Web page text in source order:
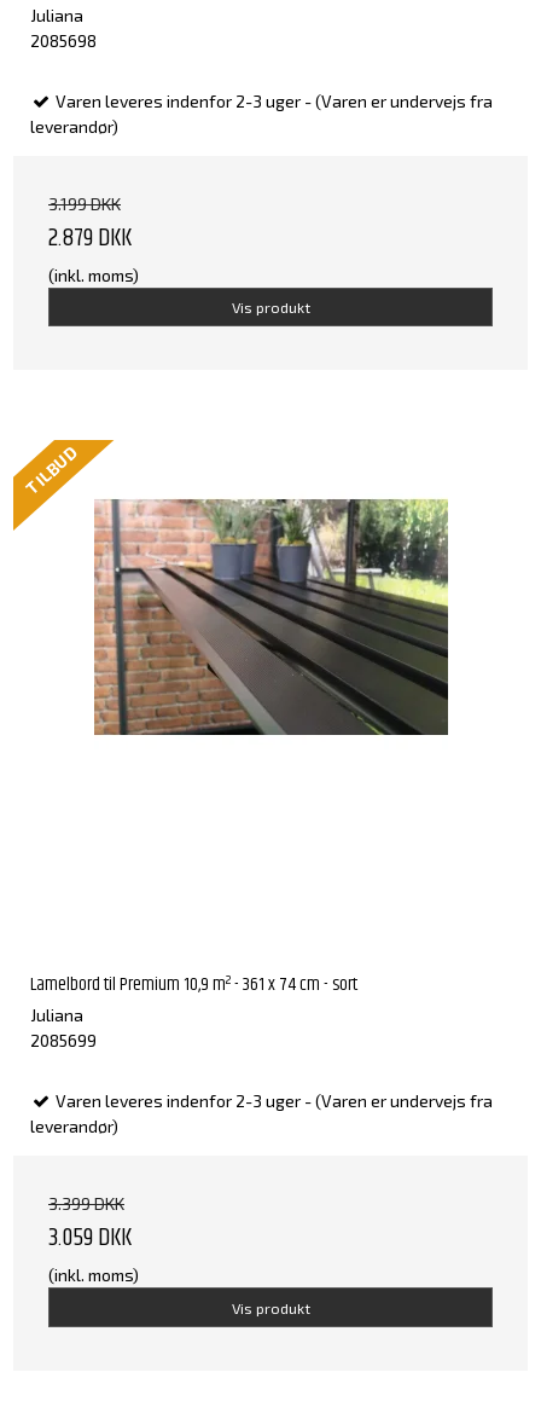
Juliana
2085698
Varen leveres indenfor 2-3 uger - (Varen er undervejs fra
leverandør)
3.199 DKK
2.879 DKK
(inkl. moms)
Vis produkt
TILBUD
Lamelbord til Premium 10,9 m² - 361 x 74 cm - sort
Juliana
2085699
Varen leveres indenfor 2-3 uger - (Varen er undervejs fra
leverandør)
3.399 DKK
3.059 DKK
(inkl. moms)
Vis produkt